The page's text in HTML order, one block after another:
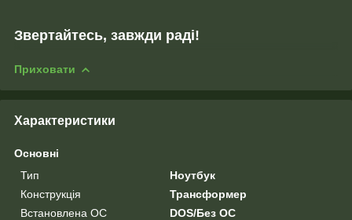
Звертайтесь, завжди раді!
Приховати
Характеристики
Основні
Тип
Ноутбук
Конструкція
Трансформер
Встановлена ОС
DOS/Без ОС